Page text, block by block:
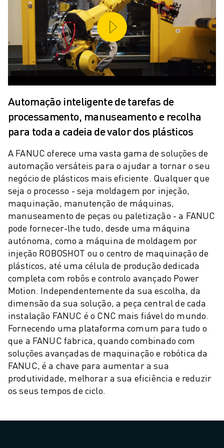
ROBÔS DE PALETIZAÇÃO
CENTROS COMPACTOS DE MAQUINAÇÃO CNC
LOCALIZADOR ROBODRILL
CENTROS DE MAQUINAÇÃO COMPACTOS ROBODRILL
HARDWARE ROBODRILL
SUSTENTABILIDADE ROBODRILL
PACK ROBODRILL - ROBÔ
PACK EDUCACIONAL ROBODRILL
LOCALIZADOR ROBOSHOT
MÁQUINAS DE MOLDAGEM POR INJEÇÃO ELÉCTRICA ROBOSHOT
HARDWARE ROBOSHOT
SOFTWARE ROBOSHOT
SUSTENTABILIDADE DA ROBOSHOT
PACK ROBOSHOT - ROBÔ
MANUTENÇÃO PREVENTIVA ROBOSHOT
CUSTO TOTAL DE PROPRIEDADE DA ROBOSHOT
MÁQUINAS EDM DE CORTE A FIO
ROBOCUT MÁQUINAS EDM DE CORTE A FIO
HARDWARE ROBOCUT
SOFTWARE ROBOCUT
MANUTENÇÃO PREVENTIVA ROBOCUT
SUSTENTABILIDADE ROBOCUT
SOLUÇÕES IIOT
SOLUÇÕES PARA FÁBRICAS INTELIGENTES
SOLUÇÕES DE FÁBRICA INTELIGENTES PARA AUMENTAR A
REGISTO DE PRODUTOS » PORTAL FANUC
ESTUDOS DE CASO
INDÚSTRIAS
Automação inteligente de tarefas de
processamento, manuseamento e recolha
para toda a cadeia de valor dos plásticos
A FANUC oferece uma vasta gama de soluções de
automação versáteis para o ajudar a tornar o seu
negócio de plásticos mais eficiente. Qualquer que
seja o processo - seja moldagem por injeção,
maquinação, manutenção de máquinas,
manuseamento de peças ou paletização - a FANUC
pode fornecer-lhe tudo, desde uma máquina
autónoma, como a máquina de moldagem por
injeção ROBOSHOT ou o centro de maquinação de
plásticos, até uma célula de produção dedicada
completa com robôs e controlo avançado Power
Motion. Independentemente da sua escolha, da
dimensão da sua solução, a peça central de cada
instalação FANUC é o CNC mais fiável do mundo.
Fornecendo uma plataforma comum para tudo o
que a FANUC fabrica, quando combinado com
soluções avançadas de maquinação e robótica da
FANUC, é a chave para aumentar a sua
produtividade, melhorar a sua eficiência e reduzir
os seus tempos de ciclo.